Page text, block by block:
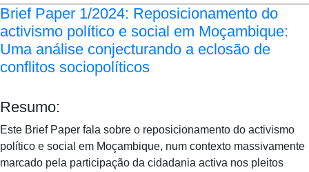
Brief Paper 1/2024: Reposicionamento do
activismo político e social em Moçambique:
Uma análise conjecturando a eclosão de
conflitos sociopolíticos
Resumo:
Este Brief Paper fala sobre o reposicionamento do activismo
político e social em Moçambique, num contexto massivamente
marcado pela participação da cidadania activa nos pleitos